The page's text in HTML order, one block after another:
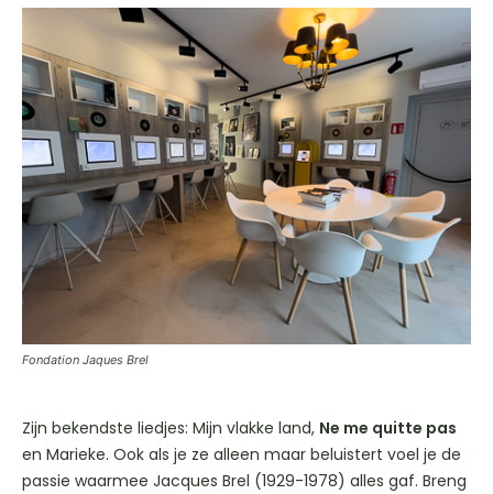
Fondation Jaques Brel
Zijn bekendste liedjes: Mijn vlakke land, Ne me quitte pas
en Marieke. Ook als je ze alleen maar beluistert voel je de
passie waarmee Jacques Brel (1929-1978) alles gaf. Breng